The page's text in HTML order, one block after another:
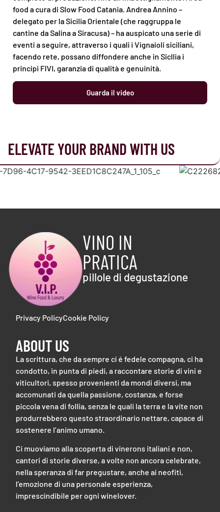
food a cura di Slow Food Catania. Andrea Annino –
delegato per la Sicilia Orientale (che raggruppa le
cantine da Salina a Siracusa) – ha auspicato una serie di
eventi a seguire, attraverso i quali i Vignaioli siciliani,
facendo rete, possano diffondere anche in Sicllia i
principi FIVI, garanzia di qualità e genuinità.
Guarda il video
ELEVATE YOUR BRAND WITH US
VINO IN
PRATICA
pillole di degustazione
Privacy PolicyCookie Policy
ABOUT US
La scrittura, che da sempre ci é fedele compagna, ci ha
condotto, in punta di piedi, a raccontare storie di vini e
viticultori, spesso provenienti da mondi diversi, ma
accomunati da quella passione, costanza, e forse
piccola vena di follia, senza le quali la terra e la vite non
produrrebbero questo straordinario nettare, capace di
sostenere l’animo umano.
Ci muoviamo alla scoperta di vinerons italiani e non,
cantori di storie diverse, a volte non ancora celebrate,
nella speranza di far pregustare, anche ai neofiti,
l’emozione di una personale esperienza,
imprescindibile per ogni winelover.